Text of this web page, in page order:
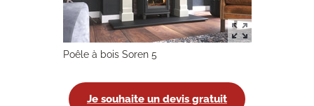
Poêle à bois Soren 5
Je souhaite un devis gratuit